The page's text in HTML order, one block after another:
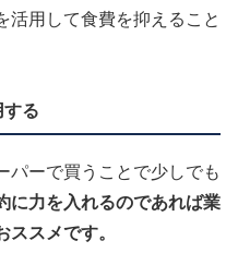
用して食費を抑えること
る
パーで買うことで少しでも
に力を入れるのであれば業
スメです。